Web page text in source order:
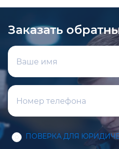
Заказать
ПОВЕРКА ДЛЯ